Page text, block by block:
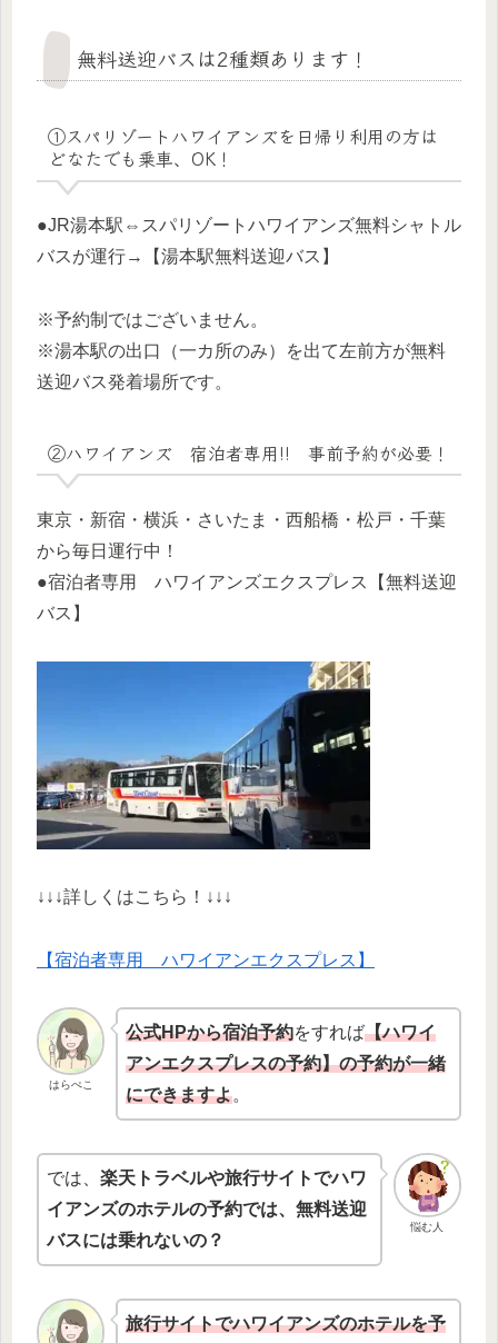
無料送迎バスは2種類あります！
①スパリゾートハワイアンズを日帰り利用の方は
どなたでも乗車、OK！
●JR湯本駅⇔スパリゾートハワイアンズ無料シャトル
バスが運行→【湯本駅無料送迎バス】
※予約制ではございません。
※湯本駅の出口（一カ所のみ）を出て左前方が無料
送迎バス発着場所です。
②ハワイアンズ 宿泊者専用!! 事前予約が必要！
東京・新宿・横浜・さいたま・西船橋・松戸・千葉
から毎日運行中！
●宿泊者専用 ハワイアンズエクスプレス【無料送迎
バス】
↓↓↓詳しくはこちら！↓↓↓
【宿泊者専用 ハワイアンエクスプレス】
はらぺこ
公式HPから宿泊予約をすれば【ハワイ
アンエクスプレスの予約】の予約が一緒
にできますよ。
悩む人
では、 楽天トラベルや旅行サイトでハワ
イアンズのホテルの予約では、無料送迎
バスには乗れないの？
旅行サイトでハワイアンズのホテルを予